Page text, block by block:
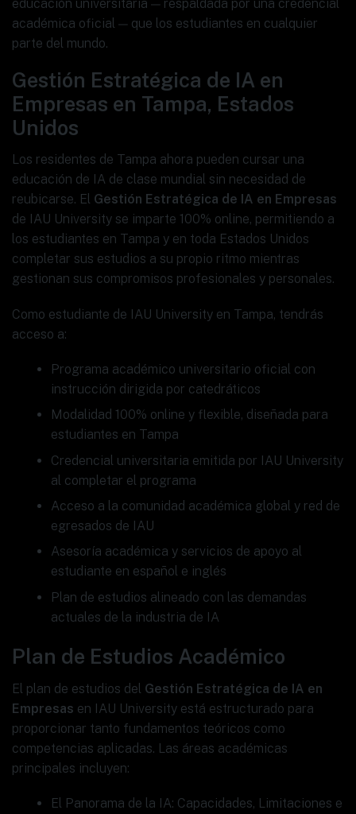
educación universitaria — respaldada por una credencial
académica oficial — que los estudiantes en cualquier
parte del mundo.
Gestión Estratégica de IA en
Empresas en Tampa, Estados
Unidos
Los residentes de Tampa ahora pueden cursar una
educación de IA de clase mundial sin necesidad de
reubicarse. El Gestión Estratégica de IA en Empresas
de IAU University se imparte 100% online, permitiendo a
los estudiantes en Tampa y en toda Estados Unidos
completar sus estudios a su propio ritmo mientras
gestionan sus compromisos profesionales y personales.
Como estudiante de IAU University en Tampa, tendrás
acceso a:
Programa académico universitario oficial con
instrucción dirigida por catedráticos
Modalidad 100% online y flexible, diseñada para
estudiantes en Tampa
Credencial universitaria emitida por IAU University
al completar el programa
Acceso a la comunidad académica global y red de
egresados de IAU
Asesoría académica y servicios de apoyo al
estudiante en español e inglés
Plan de estudios alineado con las demandas
actuales de la industria de IA
Plan de Estudios Académico
El plan de estudios del Gestión Estratégica de IA en
Empresas en IAU University está estructurado para
proporcionar tanto fundamentos teóricos como
competencias aplicadas. Las áreas académicas
principales incluyen:
El Panorama de la IA: Capacidades, Limitaciones e